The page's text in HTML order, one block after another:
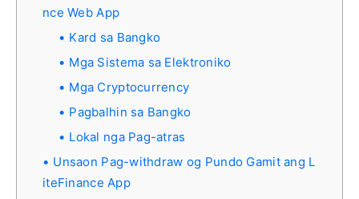
nce Web App
Kard sa Bangko
Mga Sistema sa Elektroniko
Mga Cryptocurrency
Pagbalhin sa Bangko
Lokal nga Pag-atras
Unsaon Pag-withdraw og Pundo Gamit ang L
iteFinance App